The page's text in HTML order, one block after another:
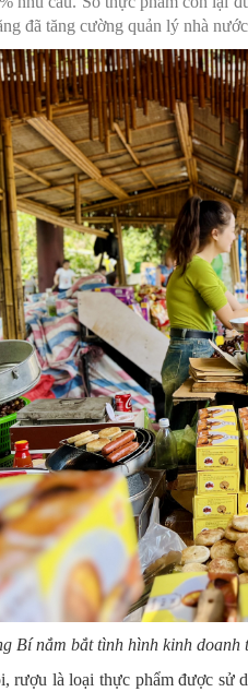
Nghiệp vụ Y
Nghiệp vụ Dược
Kế hoạch tài chính
Phòng Dân số và
Phòng Bảo trợ xã
Cơ quan, đơn vị
SƠ ĐỒ TỔ CHỨC BỘ MÁY
LỊCH SỬ Y TẾ QUẢNG NINH
QUY CHẾ LÀM VIỆC SỞ Y TẾ
đã tăng cường quản lý nhà
Bí nắm bắt tình hình kinh
rượu là loại thực phẩm được sử